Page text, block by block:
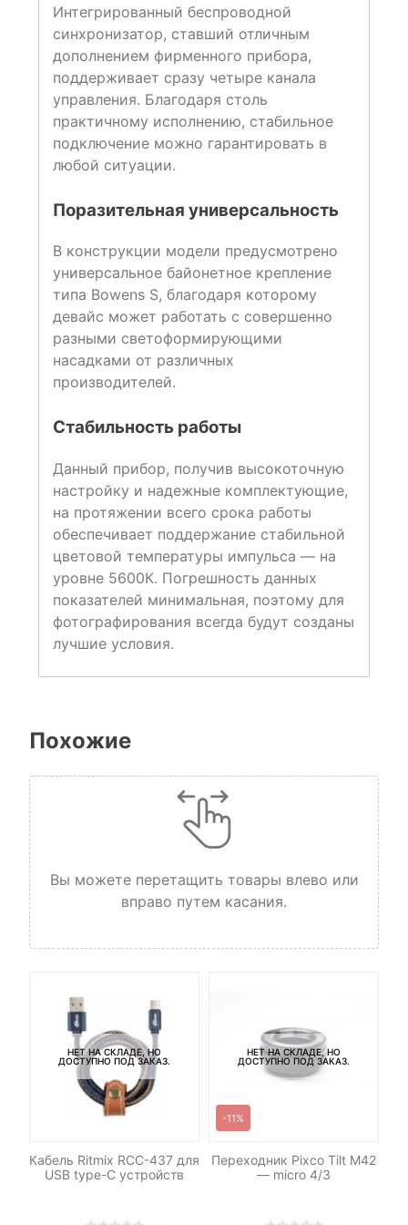
Интегрированный беспроводной
синхронизатор, ставший отличным
дополнением фирменного прибора,
поддерживает сразу четыре канала
управления. Благодаря столь
практичному исполнению, стабильное
подключение можно гарантировать в
любой ситуации.
Поразительная универсальность
В конструкции модели предусмотрено
универсальное байонетное крепление
типа Bowens S, благодаря которому
девайс может работать с совершенно
разными светоформирующими
насадками от различных
производителей.
Стабильность работы
Данный прибор, получив высокоточную
настройку и надежные комплектующие,
на протяжении всего срока работы
обеспечивает поддержание стабильной
цветовой температуры импульса — на
уровне 5600К. Погрешность данных
показателей минимальная, поэтому для
фотографирования всегда будут созданы
лучшие условия.
Похожие
Вы можете перетащить товары влево или
вправо путем касания.
НЕТ НА СКЛАДЕ, НО
ДОСТУПНО ПОД ЗАКАЗ.
Кабель Ritmix RCC-437 для
USB type-C устройств
НЕТ НА СКЛАДЕ, НО
ДОСТУПНО ПОД ЗАКАЗ.
-11%
Переходник Pixco Tilt M42
— micro 4/3